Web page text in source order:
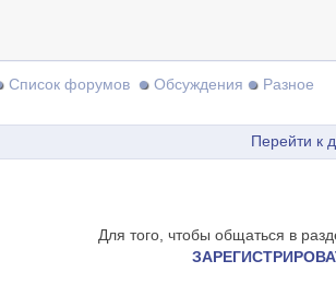
Список форумов Обсуждения Разное
Перейти к
Для того, чтобы общаться в